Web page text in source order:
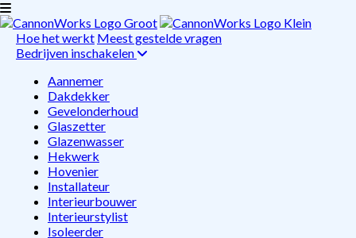
Hoe het werkt Meest gestelde vragen
Bedrijven inschakelen
Aannemer
Dakdekker
Gevelonderhoud
Glaszetter
Glazenwasser
Hekwerk
Hovenier
Installateur
Interieurbouwer
Interieurstylist
Isoleerder